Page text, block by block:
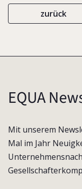
zurück
EQUA
Mit unserem
Mal im Jahr